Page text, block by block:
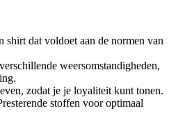
shirt dat voldoet aan de normen van
weersomstandigheden,
zodat je je loyaliteit kunt tonen.
stoffen voor optimaal